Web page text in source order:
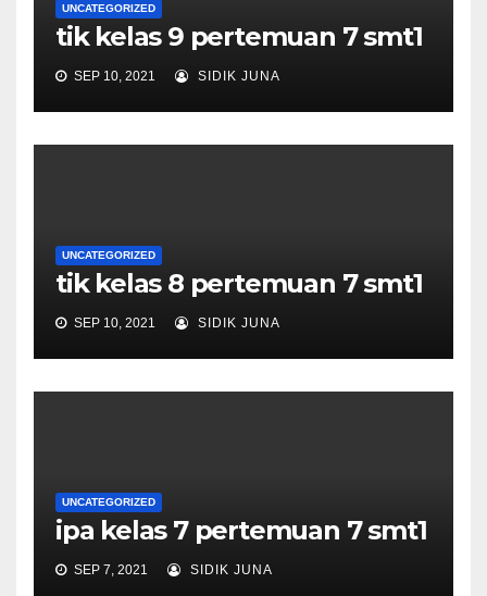
UNCATEGORIZED
tik kelas 9 pertemuan 7 smt1
SEP 10, 2021 SIDIK JUNA
UNCATEGORIZED
tik kelas 8 pertemuan 7 smt1
SEP 10, 2021 SIDIK JUNA
UNCATEGORIZED
ipa kelas 7 pertemuan 7 smt1
SEP 7, 2021 SIDIK JUNA